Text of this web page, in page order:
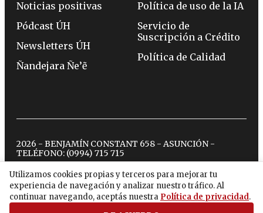
Utilizamos cookies propias y terceros para mejorar tu
experiencia de navegación y analizar nuestro tráfico. Al
continuar navegando, aceptás nuestra Política de privacidad.
Noticias positivas
Pódcast ÚH
Newsletters ÚH
Ñandejara Ñe’ẽ
Política de uso de la IA
Servicio de
Suscripción a Crédito
Política de Calidad
2026 - BENJAMÍN CONSTANT 658 - ASUNCIÓN -
TELÉFONO: (0994) 715 715
twitterinstagram
facebook
tiktokyoutubespotify